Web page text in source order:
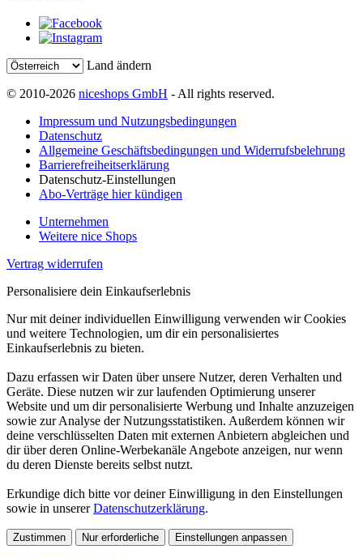
Land ändern
© 2010-2026 niceshops GmbH - All rights reserved.
Impressum und Nutzungsbedingungen
Datenschutz
Allgemeine Geschäftsbedingungen und Widerrufsbelehrung
Barrierefreiheitserklärung
Datenschutz-Einstellungen
Abo-Verträge hier kündigen
Unternehmen
Weitere nice Shops
Vertrag widerrufen
Personalisiere dein Einkaufserlebnis
Nur mit deiner individuellen Einwilligung verwenden wir Cookies
und weitere Technologien, um dir ein personalisiertes
Einkaufserlebnis zu bieten.
Dazu erfassen wir Daten über unsere Nutzer, deren Verhalten und
Geräte. Diese nutzen wir zur laufenden Optimierung unserer
Website und um dir personalisierte Werbung und Inhalte anzuzeigen
sowie zur Analyse der Nutzungsstatistiken. Außerdem können wir
deine verschlüsselten Daten mit externen Anbietern abgleichen und
dir über deren Online-Werbekanäle Angebote anzeigen, nur wenn
du deren Dienste bereits selbst nutzt.
Erkundige dich bitte vor deiner Einwilligung in den Einstellungen
sowie in unsererDatenschutzerklärung.
Zustimmen Nur erforderliche Einstellungen anpassen